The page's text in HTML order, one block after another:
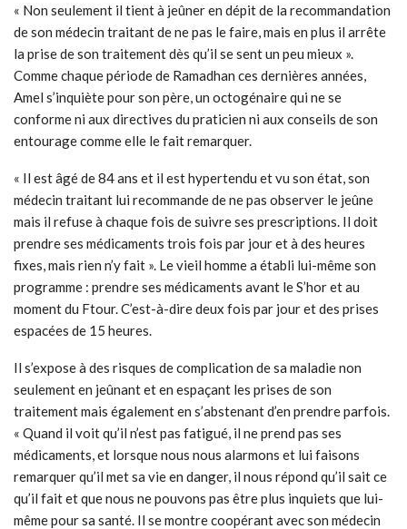
« Non seulement il tient à jeûner en dépit de la recommandation
de son médecin traitant de ne pas le faire, mais en plus il arrête
la prise de son traitement dès qu’il se sent un peu mieux ».
Comme chaque période de Ramadhan ces dernières années,
Amel s’inquiète pour son père, un octogénaire qui ne se
conforme ni aux directives du praticien ni aux conseils de son
entourage comme elle le fait remarquer.
« Il est âgé de 84 ans et il est hypertendu et vu son état, son
médecin traitant lui recommande de ne pas observer le jeûne
mais il refuse à chaque fois de suivre ses prescriptions. Il doit
prendre ses médicaments trois fois par jour et à des heures
fixes, mais rien n’y fait ». Le vieil homme a établi lui-même son
programme : prendre ses médicaments avant le S’hor et au
moment du Ftour. C’est-à-dire deux fois par jour et des prises
espacées de 15 heures.
Il s’expose à des risques de complication de sa maladie non
seulement en jeûnant et en espaçant les prises de son
traitement mais également en s’abstenant d’en prendre parfois.
« Quand il voit qu’il n’est pas fatigué, il ne prend pas ses
médicaments, et lorsque nous nous alarmons et lui faisons
remarquer qu’il met sa vie en danger, il nous répond qu’il sait ce
qu’il fait et que nous ne pouvons pas être plus inquiets que lui-
même pour sa santé. Il se montre coopérant avec son médecin